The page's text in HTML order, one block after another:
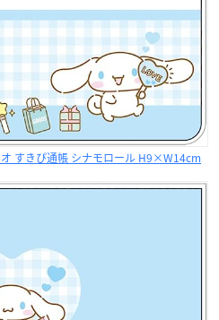
すきぴ通帳 シナモロール H9×W14cm